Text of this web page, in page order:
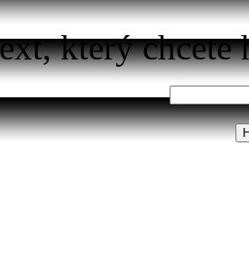
který chcete